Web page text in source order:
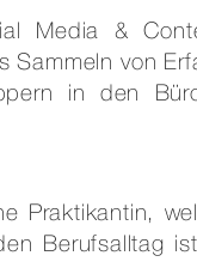
Media &
Sammeln von
in den
Praktikantin,
Berufsalltag